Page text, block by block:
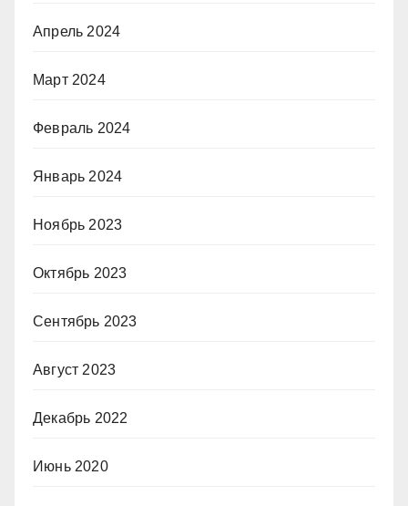
Апрель 2024
Март 2024
Февраль 2024
Январь 2024
Ноябрь 2023
Октябрь 2023
Сентябрь 2023
Август 2023
Декабрь 2022
Июнь 2020